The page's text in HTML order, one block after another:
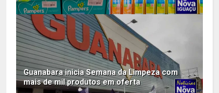
Guanabara inicia Semana da Limpeza com
mais de mil produtos em oferta